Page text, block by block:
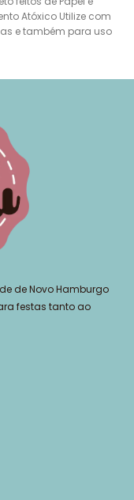
Atóxico Utilize com
e também para uso
de Novo Hamburgo
festas tanto ao